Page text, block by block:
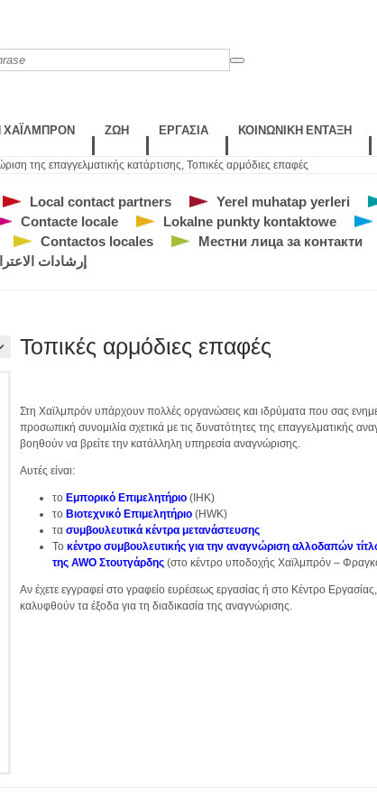
ΧΑΪΛΜΠΡΌΝ ΖΩΉ ΕΡΓΑΣΊΑ ΚΟΙΝΩΝΙΚΉ ΈΝΤΑΞΗ
της επαγγελματικής κατάρτισης, Τοπικές αρμόδιες επαφές
Local contact partners Yerel muhatap yerleri
Contacte locale Lokalne punkty kontaktowe
Contactos locales Местни лица за контакти
إرشادات
Τοπικές αρμόδιες επαφές
Στη Χαϊλμπρόν υπάρχουν πολλές οργανώσεις και ιδρύματα που σας
προσωπική συνομιλία σχετικά με τις δυνατότητες της επαγγελματικής
βοηθούν να βρείτε την κατάλληλη υπηρεσία αναγνώρισης.
Αυτές είναι:
το Εμπορικό Επιμελητήριο (IHK)
το Βιοτεχνικό Επιμελητήριο (HWK)
τασυμβουλευτικά κέντρα μετανάστευσης
Τοκέντρο συμβουλευτικής για την αναγνώριση αλλοδαπών
της AWO Στουτγάρδης (στο κέντρο υποδοχής Χαϊλμπρόν –
Αν έχετε εγγραφεί στο γραφείο ευρέσεως εργασίας ή στο Κέντρο
καλυφθούν τα έξοδα για τη διαδικασία της αναγνώρισης.